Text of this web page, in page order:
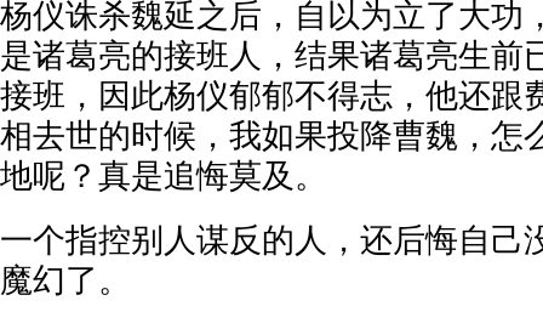
杨仪诛杀魏延之后，自以为立了大功
是诸葛亮的接班人，结果诸葛亮生前
接班，因此杨仪郁郁不得志，他还跟
相去世的时候，我如果投降曹魏，怎
地呢？真是追悔莫及。
一个指控别人谋反的人，还后悔自己
魔幻了。